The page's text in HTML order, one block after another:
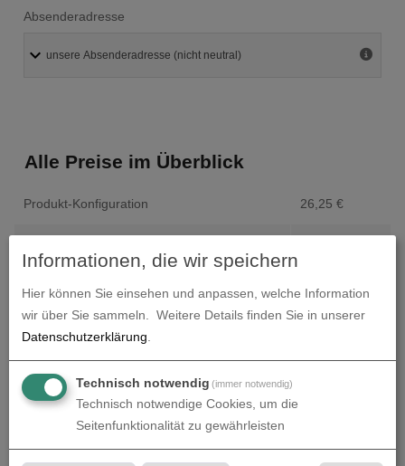
Absenderadresse
Alle Preise im Überblick
Produkt-Konfiguration 26,25 €
zzgl. 19% MwSt.
Gesamtbetrag (brutto) 31,24€
Informationen, die wir speichern
Hier können Sie einsehen und anpassen, welche Information
wir über Sie sammeln.
Weitere Details finden Sie in unserer
Datenschutzerklärung
Technisch notwendig (immer notwendig)
Technisch notwendige Cookies, um die
Seitenfunktionalität zu gewährleisten